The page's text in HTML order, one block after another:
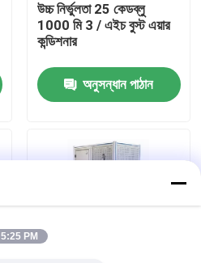
উচ্চ নির্ভুলতা 25 কেডব্লু
1000 মি 3 / এইচ বুস্ট এয়ার
কন্ডিশনার
অনুসন্ধান পাঠান
5:25 PM